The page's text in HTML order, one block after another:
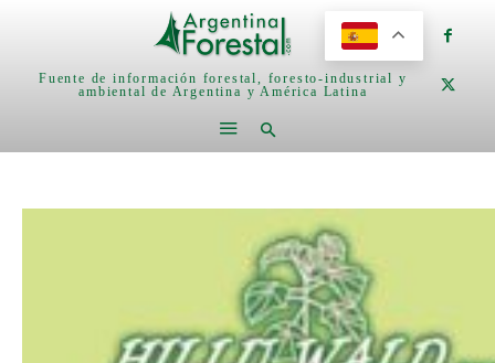
Fuente de información forestal, foresto-industrial y
ambiental de Argentina y América Latina